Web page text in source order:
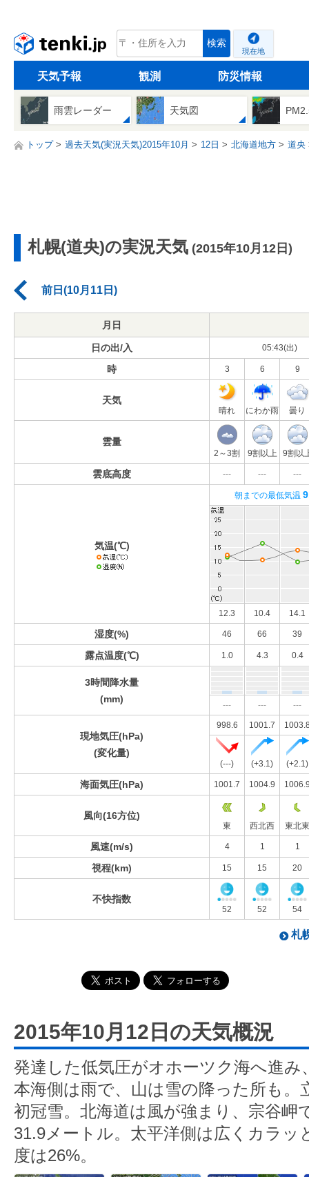
tenki.jp 検索
現在地
天気予報 観測 防災情報
雨雲レーダー 天気図
トップ 過去天気(実況天気)2015年10月 12日 北海道地方 道央
札幌(道央)の実況天気 (2015年10月12日)
前日(10月11日)
月日
日の出/入 05:43(出)
時 3 6 9
天気
晴れ にわか雨 曇り
雲量
2～3割 9割以上 9割以
雲底高度 --- --- ---
気温(℃)
朝までの最低気温
12.3 10.4 14.1
湿度(%) 46 66 39
露点温度(℃) 1.0 4.3 0.4
3時間降水量
(mm)
--- --- ---
現地気圧(hPa)
(変化量)
998.6 1001.7
(---) (+3.1) (+2.1)
海面気圧(hPa) 1001.7 1004.9
風向(16方位)
東 西北西 東北東
風速(m/s) 4 1 1
視程(km) 15 15 20
不快指数
52 52 54
札
2015年10月12日の天気概況
発達した低気圧がオホーツク海へ進み
本海側は雨で、山は雪の降った所も。
初冠雪。北海道は風が強まり、宗谷岬
31.9メートル。太平洋側は広くカラッ
度は26%。